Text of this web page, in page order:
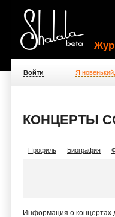
Войти Я
КОНЦЕРТЫ
Профиль Биография
Информация о концертах